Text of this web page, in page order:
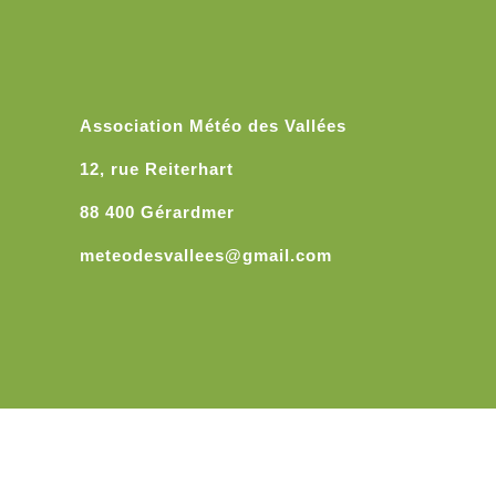
Association Météo des Vallées
12, rue Reiterhart
88 400 Gérardmer
meteodesvallees@gmail.com